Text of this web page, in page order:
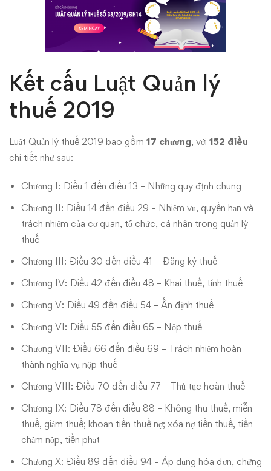
Kết cấu Luật Quản lý
thuế 2019
Luật Quản lý thuế 2019 bao gồm 17 chương, với 152 điều
chi tiết như sau:
Chương I: Điều 1 đến điều 13 – Những quy định chung
Chương II: Điều 14 đến điều 29 – Nhiệm vụ, quyền hạn và
trách nhiệm của cơ quan, tổ chức, cá nhân trong quản lý
thuế
Chương III: Điều 30 đến điều 41 – Đăng ký thuế
Chương IV: Điều 42 đến điều 48 – Khai thuế, tính thuế
Chương V: Điều 49 đến điều 54 – Ấn định thuế
Chương VI: Điều 55 đến điều 65 – Nộp thuế
Chương VII: Điều 66 đến điều 69 – Trách nhiệm hoàn
thành nghĩa vụ nộp thuế
Chương VIII: Điều 70 đến điều 77 – Thủ tục hoàn thuế
Chương IX: Điều 78 đến điều 88 – Không thu thuế, miễn
thuế, giảm thuế; khoan tiền thuế nợ; xóa nợ tiền thuế, tiền
chậm nộp, tiền phạt
Chương X: Điều 89 đến điều 94 – Áp dụng hóa đơn, chứng